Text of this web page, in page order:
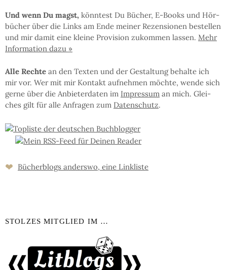
Und wenn Du magst, könn­test Du Bü­cher, E-Books und Hör­
bü­cher über die Links am En­de mei­ner Re­zen­sio­nen be­stel­len
und mir da­mit eine klei­ne Pro­vi­sion zu­kom­men las­sen. Mehr
In­for­ma­tion da­zu »
Al­le Rech­te an den Tex­ten und der Ge­stal­tung be­hal­te ich
mir vor. Wer mit mir Kon­takt auf­neh­men möchte, wen­de sich
ger­ne über die An­bie­ter­da­ten im Im­pres­sum an mich. Glei­
ches gilt für al­le An­fra­gen zum Da­ten­schutz.
❤ Bücher­blogs an­ders­wo, eine Link­liste
STOLZES MITGLIED IM …